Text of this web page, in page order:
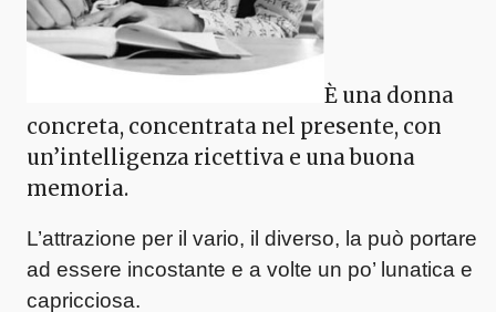
È una donna
concreta, concentrata nel presente, con
un’intelligenza ricettiva e una buona
memoria.
L’attrazione per il vario, il diverso, la può portare
ad essere incostante e a volte un po’ lunatica e
capricciosa.